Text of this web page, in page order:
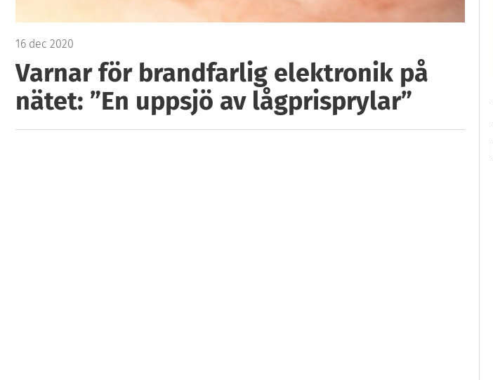
16 dec 2020
Varnar för brandfarlig elektronik på
nätet: ”En uppsjö av lågprisprylar”